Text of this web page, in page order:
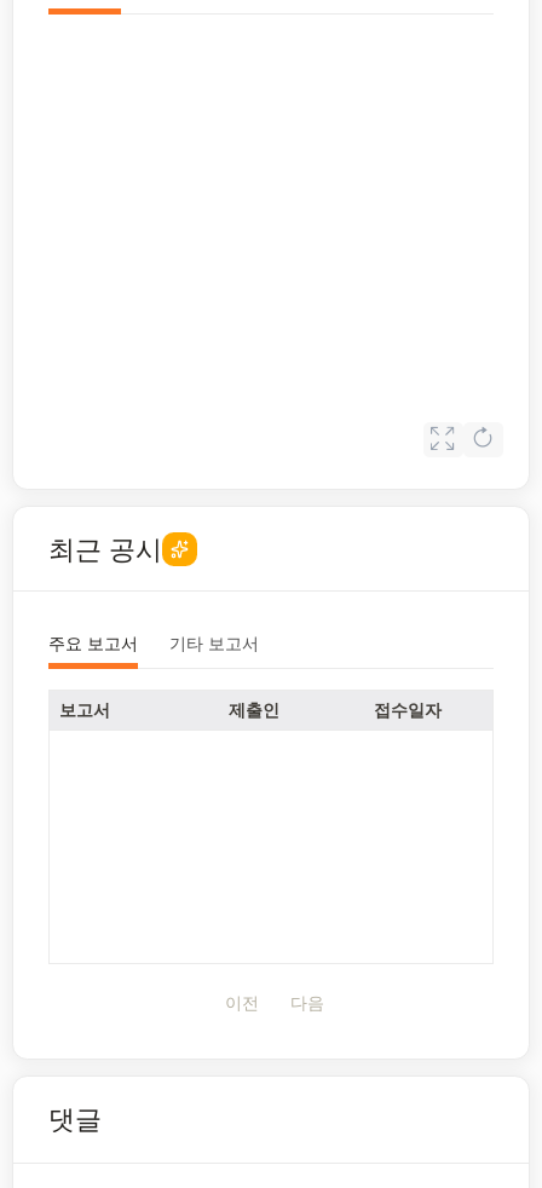
최근 공시
주요 보고서 기타 보고서
보고서 제출인 접수일자
이전 다음
댓글